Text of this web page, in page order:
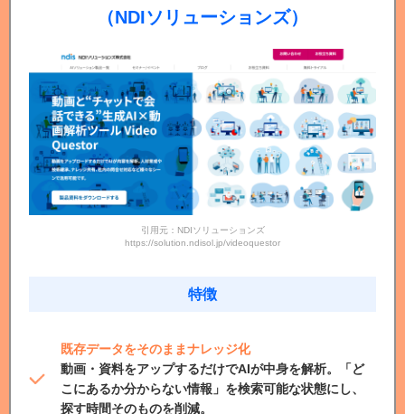
（NDIソリューションズ）
引用元：NDIソリューションズ
https://solution.ndisol.jp/videoquestor
特徴
既存データをそのままナレッジ化
動画・資料をアップするだけでAIが中身を解析。「ど
こにあるか分からない情報」を検索可能な状態にし、
探す時間そのものを削減。